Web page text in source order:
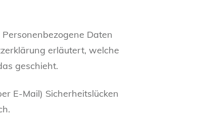
Daten
erläutert, welche
geschieht.
E-Mail) Sicherheitslücken